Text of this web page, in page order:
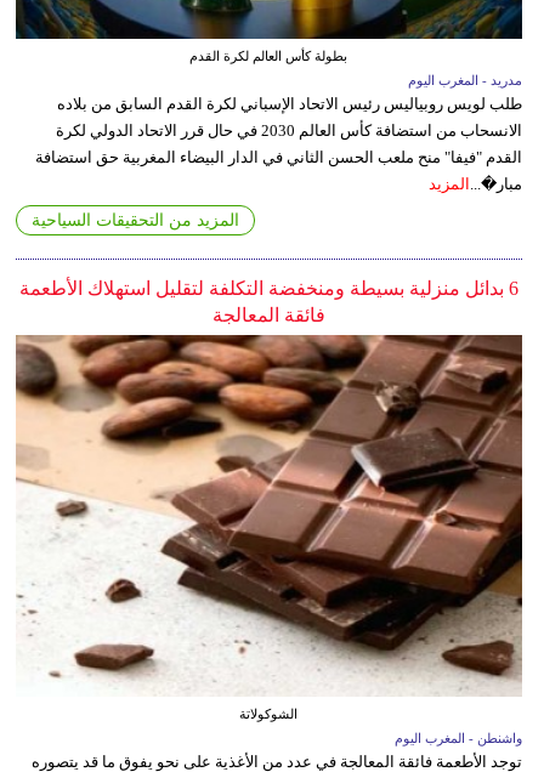
بطولة كأس العالم لكرة القدم
مدريد - المغرب اليوم
طلب لويس روبياليس رئيس الاتحاد الإسباني لكرة القدم السابق من بلاده
الانسحاب من استضافة كأس العالم 2030 في حال قرر الاتحاد الدولي لكرة
القدم "فيفا" منح ملعب الحسن الثاني في الدار البيضاء المغربية حق استضافة
مبار�...
المزيد
المزيد من التحقيقات السياحية
6 بدائل منزلية بسيطة ومنخفضة التكلفة لتقليل استهلاك الأطعمة
فائقة المعالجة
الشوكولاتة
واشنطن - المغرب اليوم
توجد الأطعمة فائقة المعالجة في عدد من الأغذية على نحو يفوق ما قد يتصوره